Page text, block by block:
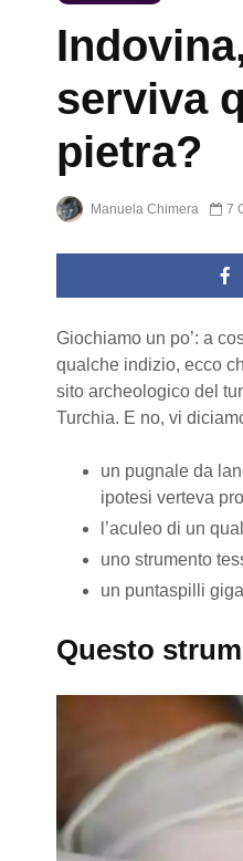
serviva
pietra?
Manuela Chimera 7
Giochiamo un po’: a
qualche indizio, ecco
sito archeologico del
Turchia. E no, vi
un pugnale da
ipotesi verteva
l’aculeo di un
uno strumento
un puntaspilli
Questo